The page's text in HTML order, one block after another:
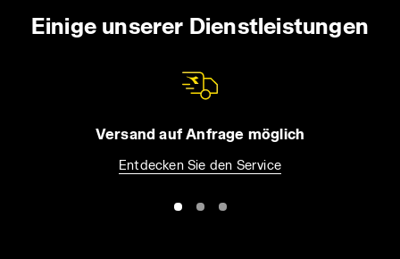
Einige unserer Dienstleistungen
Versand auf Anfrage möglich
Entdecken Sie den Service